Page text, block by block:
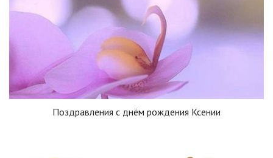
Поздравления с днём рождения Ксении